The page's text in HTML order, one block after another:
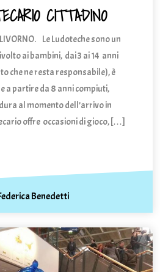
CITTADINOSERVIZIO
LIVORNO. Le Ludoteche sono un
ai bambini, dai 3 ai 14 anni
che ne resta responsabile), è
a partire da 8 anni compiuti,
al momento dell’arrivo in
offre occasioni di gioco, […]
BenedettiFederica
Benedetti